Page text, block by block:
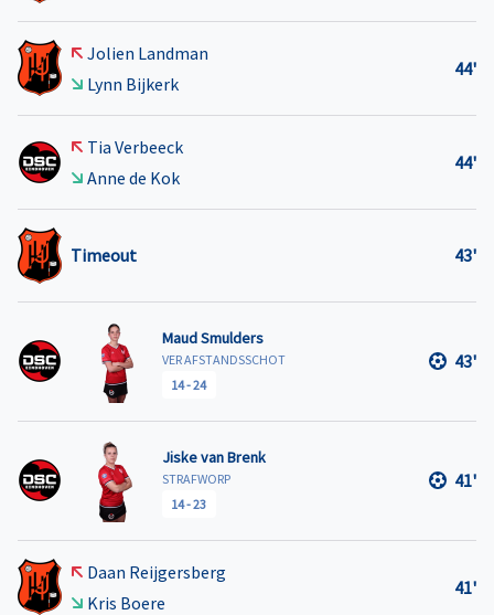
Jolien Landman
Lynn Bijkerk
44'
Tia Verbeeck
Anne de Kok
44'
Timeout 43'
Maud Smulders
VER AFSTANDSSCHOT
14-24
43'
Jiske van Brenk
STRAFWORP
14-23
41'
Daan Reijgersberg
Kris Boere
41'